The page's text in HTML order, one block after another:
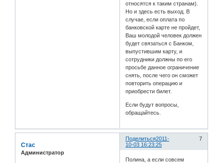
относятся к таким странам).
Но и здесь есть выход. В
случае, если оплата по
банковской карте не пройдет,
Ваш молодой человек должен
будет связаться с Банком,
выпустившим карту, и
сотрудники должны по его
просьбе данное ограничение
снять, после чего он сможет
повторить операцию и
приобрести билет.
Если будут вопросы,
обращайтесь.
Поделиться 7
2011-
10-03 16:23:25
Стас
Администратор
Полина, а если совсем